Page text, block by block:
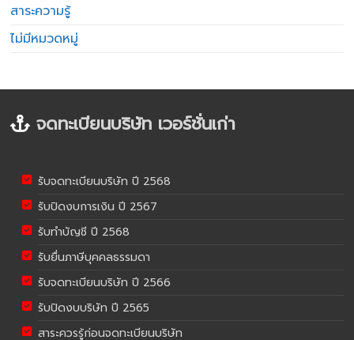
สาระความรู้
ไม่มีหมวดหมู่
จดทะเบียนบริษัท เวอร์ชั่นเก่า
รับจดทะเบียนบริษัท ปี 2568
รับปิดงบการเงิน ปี 2567
รับทำบัญชี ปี 2568
รับยื่นภาษีบุคคลธรรมดา
รับจดทะเบียนบริษัท ปี 2566
รับปิดงบบริษัท ปี 2565
สาระควรรู้ก่อนจดทะเบียนบริษัท